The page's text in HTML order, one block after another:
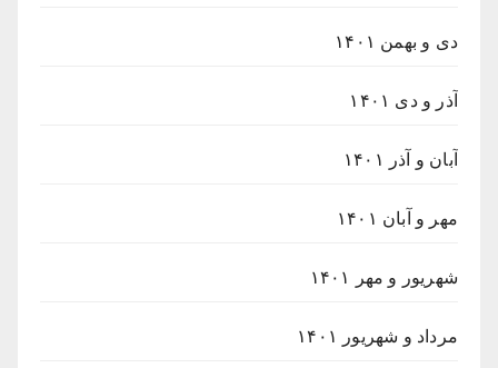
دی و بهمن ۱۴۰۱
آذر و دی ۱۴۰۱
آبان و آذر ۱۴۰۱
مهر و آبان ۱۴۰۱
شهریور و مهر ۱۴۰۱
مرداد و شهریور ۱۴۰۱